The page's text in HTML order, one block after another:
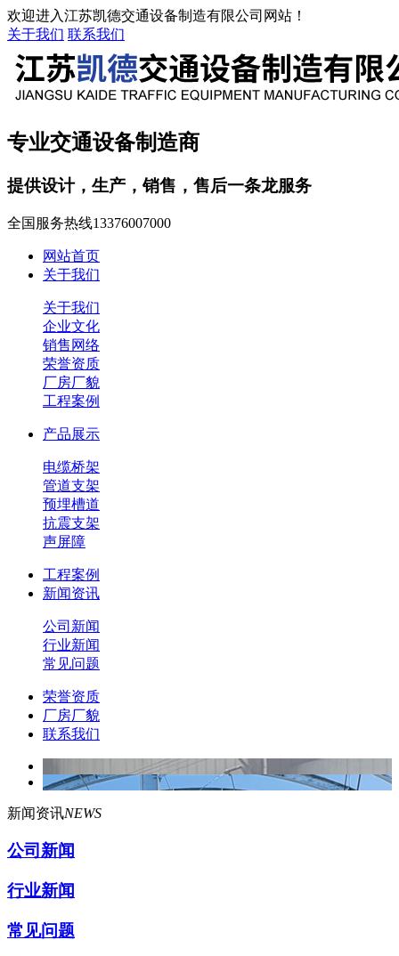
欢迎进入江苏凯德交通设备制造有限公司网站！
关于我们 联系我们
专业交通设备制造商
提供设计，生产，销售，售后一条龙服务
全国服务热线13376007000
网站首页
关于我们
关于我们
企业文化
销售网络
荣誉资质
厂房厂貌
工程案例
产品展示
电缆桥架
管道支架
预埋槽道
抗震支架
声屏障
工程案例
新闻资讯
公司新闻
行业新闻
常见问题
荣誉资质
厂房厂貌
联系我们
新闻资讯NEWS
公司新闻
行业新闻
常见问题